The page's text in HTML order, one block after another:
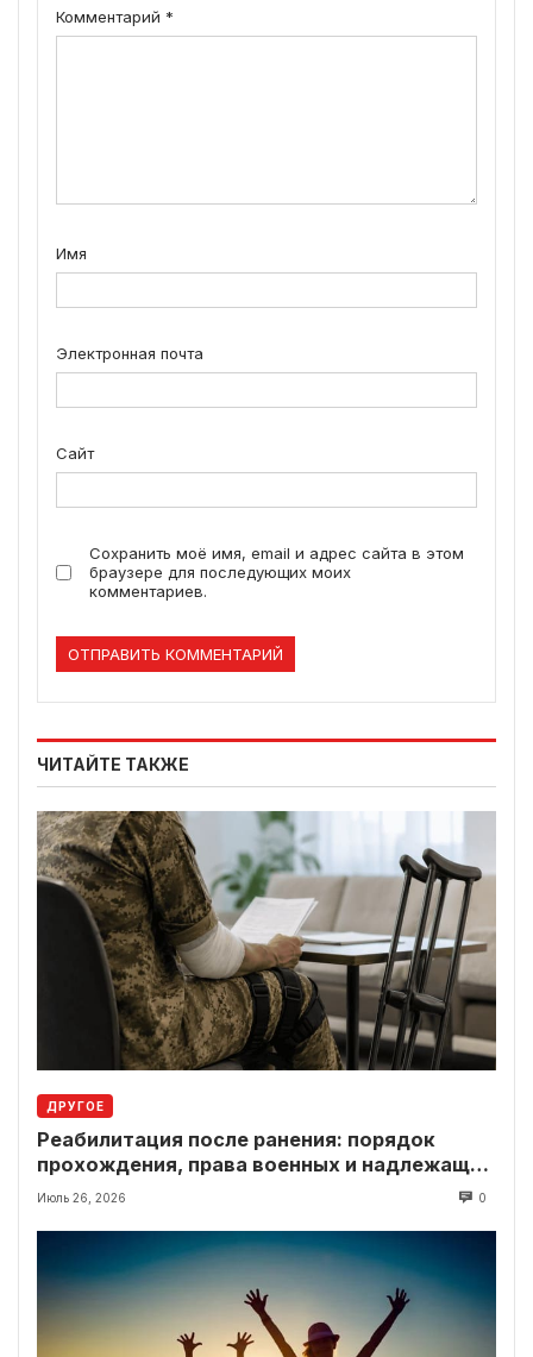
Комментарий *
Имя
Электронная почта
Сайт
Сохранить моё имя, email и адрес сайта в этом
браузере для последующих моих
комментариев.
ЧИТАЙТЕ ТАКЖЕ
ДРУГОЕ
Реабилитация после ранения: порядок
прохождения, права военных и надлежащие
выплаты
Июль 26, 2026 0